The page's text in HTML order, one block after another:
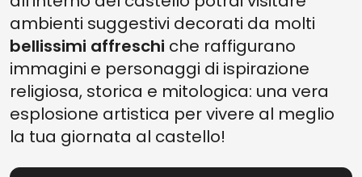
ambienti suggestivi decorati da molti
bellissimi affreschi che raffigurano
immagini e personaggi di ispirazione
religiosa, storica e mitologica: una vera
esplosione artistica per vivere al meglio
la tua giornata al castello!